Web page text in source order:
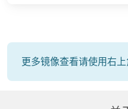
更多镜像查看请使用右